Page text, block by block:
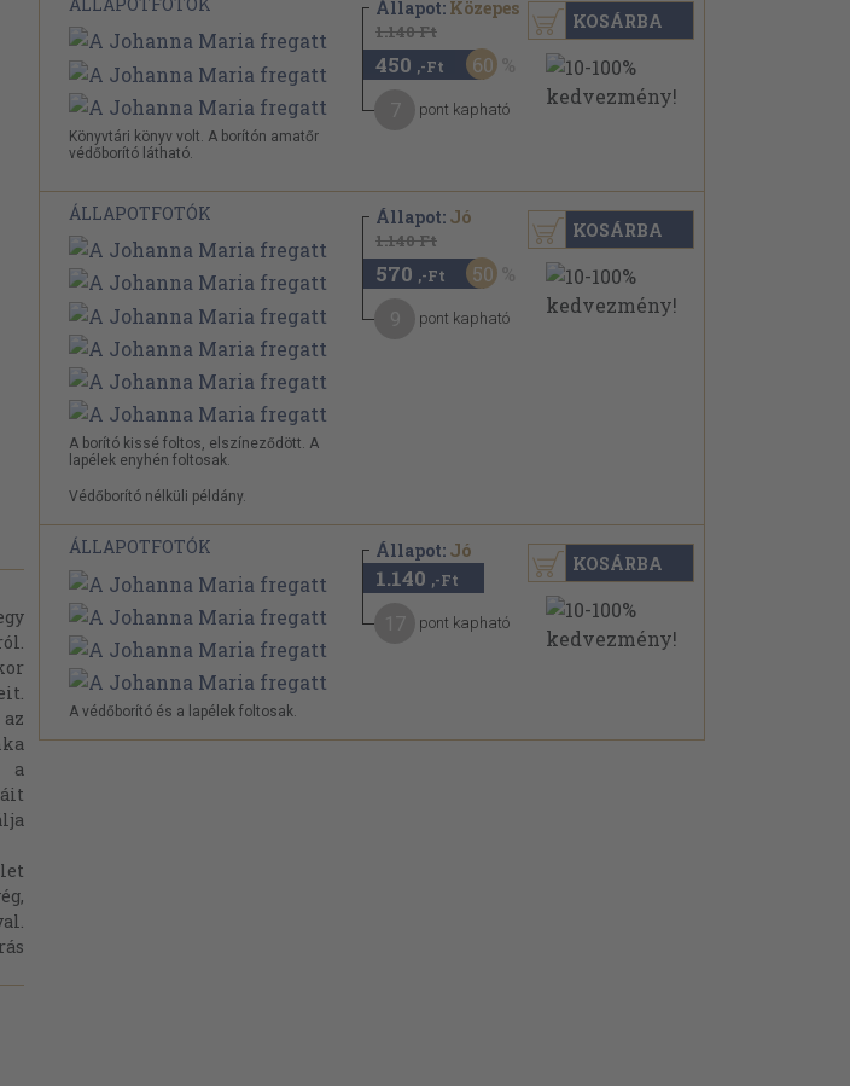
a
Könyvtári könyv volt. A borítón amatőr
védőborító látható.
Állapot: Közepes
1.140 Ft
450 ,-Ft 60
pont kapható
KOSÁRBA
ÁLLAPOTFOTÓK
A borító kissé foltos, elszíneződött. A
lapélek enyhén foltosak.
Védőborító nélküli példány.
Állapot: Jó
1.140 Ft
570 ,-Ft 50
pont kapható
KOSÁRBA
ÁLLAPOTFOTÓK
A védőborító és a lapélek foltosak.
Állapot: Jó
1.140 ,-Ft
pont kapható
KOSÁRBA